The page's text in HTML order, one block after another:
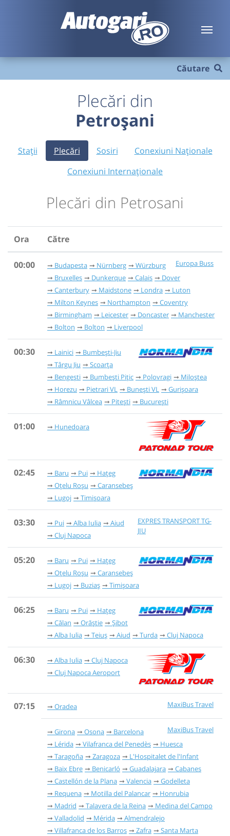
Căutare
Plecări din
Petroșani
Stații Plecări Sosiri
Conexiuni Naționale
Conexiuni Internaționale
Plecări din Petrosani
Ora Către
00:00 Europa Buss
Budapesta Nürnberg
Würzburg
Bruxelles
Dunkerque Calais
Dover
Canterbury
Maidstone Londra
Luton
Milton Keynes
Northampton
Coventry
Birmingham
Leicester Doncaster
Manchester
Bolton
Bolton Liverpool
00:30 Lainici
Bumbești-Jiu
Târgu Jiu
Scoarța
Bengești
Bumbești Pițic Polovragi
Miloștea
Horezu
Pietrari VL Bunești VL
Gurișoara
Râmnicu Vâlcea
Pitești București
01:00 Hunedoara
02:45 Baru Pui
Hațeg
Oțelu Roșu
Caransebeș
Lugoj
Timișoara
03:30
EXPRES TRANSPORT TG-
JIU
Pui Alba Iulia
Aiud
Cluj Napoca
05:20 Baru Pui
Hațeg
Oțelu Roșu
Caransebeș
Lugoj
Buziaș Timișoara
06:25 Baru Pui
Hațeg
Călan
Orăștie
Șibot
Alba Iulia
Teiuș Aiud Turda Cluj Napoca
06:30 Alba Iulia
Cluj Napoca
Cluj Napoca Aeroport
07:15 MaxiBus Travel
Oradea
MaxiBus Travel
Girona Osona
Barcelona
Lérida
Vilafranca del Penedès
Huesca
Taragoña
Zaragoza
L'Hospitalet de l'Infant
Baix Ebre
Benicarló Guadalajara
Cabanes
Castellón de la Plana
Valencia
Godelleta
Requena
Motilla del Palancar
Honrubia
Madrid
Talavera de la Reina
Medina del Campo
Valladolid
Mérida
Almendralejo
Villafranca de los Barros
Zafra
Santa Marta